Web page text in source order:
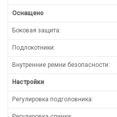
Оснащено
Боковая защита:
Подлокотники:
Внутренние ремни безопасности:
Настройки
Регулировка подголовника: